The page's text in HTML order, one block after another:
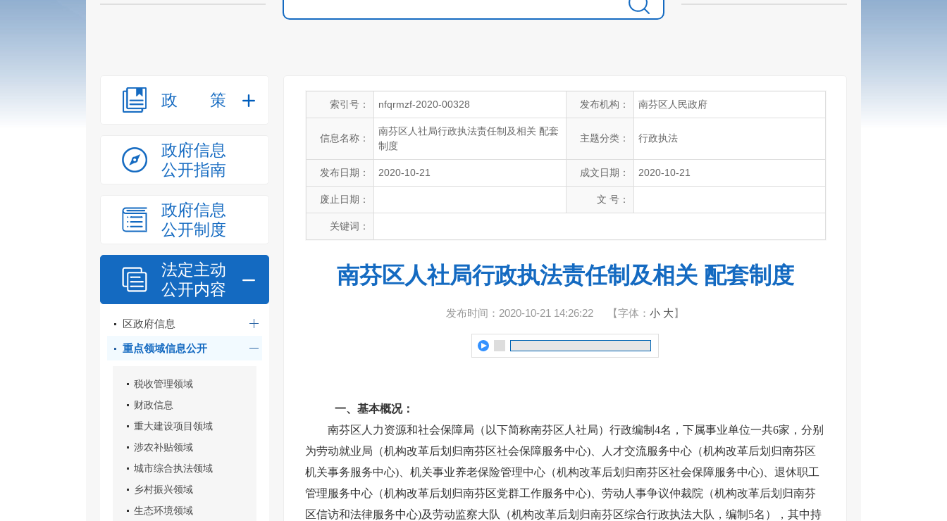
政策
政府信息
公开指南
政府信息
公开制度
法定主动
公开内容
区政府信息
重点领域信息公开
税收管理领域
财政信息
重大建设项目领域
涉农补贴领域
城市综合执法领域
乡村振兴领域
生态环境领域
索引号： nfqrmzf-2020-00328 发布机构： 南芬区人民政府
信息名称：
南芬区人社局行政执法责任制及相关 配套
制度
主题分类： 行政执法
发布日期： 2020-10-21 成文日期： 2020-10-21
废止日期： 文 号：
关键词：
南芬区人社局行政执法责任制及相关 配套制度
发布时间：2020-10-21 14:26:22 【字体： 小 大】
一、 基本概况：
南芬区人力资源和社会保障局（以下简称南芬区人社局）行政编制4名， 下属事业单位一共6家，分别
为劳动就业局（机构改革后划归南芬区社会保障服务中心)、人才交流服务中心（机构改革后划归南芬区
机关事务服务中心)、机关事业养老保险管理中心（机构改革后划归南芬区社会保障服务中心)、退休职工
管理服务中心（机构改革后划归南芬区党群工作服务中心)、劳动人事争议仲裁院（机构改革后划归南芬
区信访和法律服务中心)及劳动监察大队（机构改革后划归南芬区综合行政执法大队，编制5名），其中持